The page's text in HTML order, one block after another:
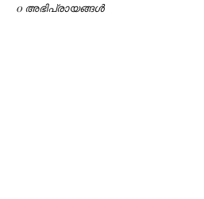
0 അഭിപ്രായങ്ങള്‍